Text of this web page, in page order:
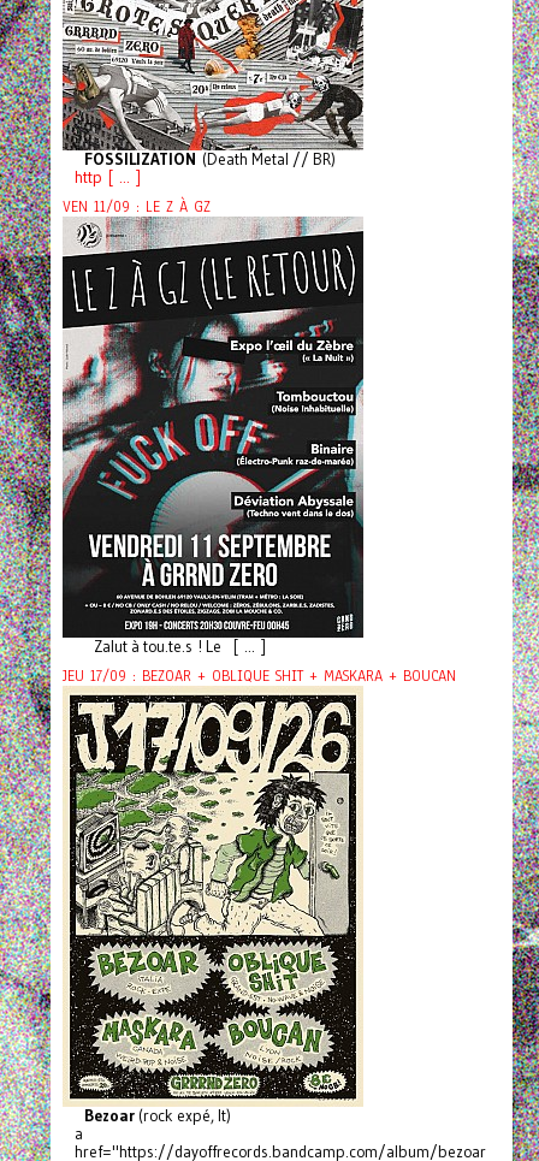
FOSSILIZATION (Death Metal // BR)
http [ ... ]
VEN 11/09 : LE Z À GZ
Zalut à tou.te.s ! Le [ ... ]
JEU 17/09 : BEZOAR + OBLIQUE SHIT + MASKARA + BOUCAN
Bezoar(rock expé, It)
a
href="https://dayoffrecords.bandcamp.com/album/bezoar